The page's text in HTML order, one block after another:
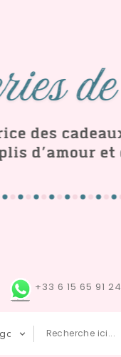
+33 6 15 65 91 24